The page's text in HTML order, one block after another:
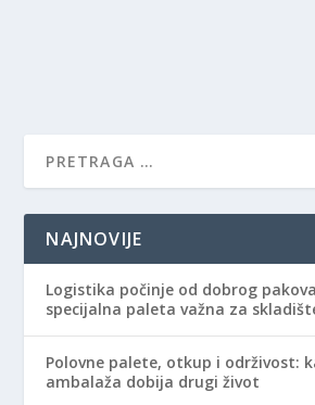
NAJNOVIJE
Logistika počinje od dobrog
specijalna paleta važna za
Polovne palete, otkup i održivost:
ambalaža dobija drugi život